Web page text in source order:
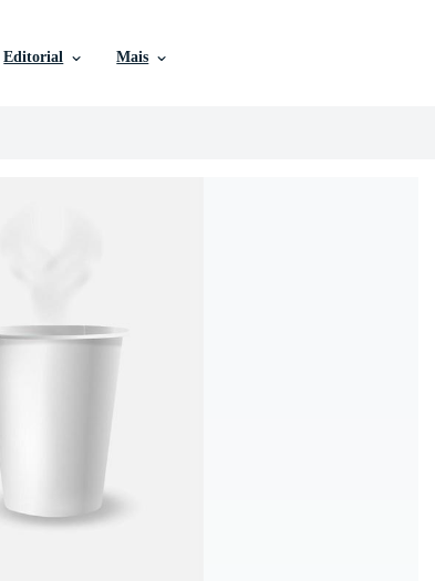
Editorial Mais